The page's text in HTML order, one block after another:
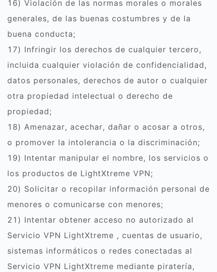
16) Violación de las normas morales o morales
generales, de las buenas costumbres y de la
buena conducta;
17) Infringir los derechos de cualquier tercero,
incluida cualquier violación de confidencialidad,
datos personales, derechos de autor o cualquier
otra propiedad intelectual o derecho de
propiedad;
18) Amenazar, acechar, dañar o acosar a otros,
o promover la intolerancia o la discriminación;
19) Intentar manipular el nombre, los servicios o
los productos de LightXtreme VPN;
20) Solicitar o recopilar información personal de
menores o comunicarse con menores;
21) Intentar obtener acceso no autorizado al
Servicio VPN LightXtreme , cuentas de usuario,
sistemas informáticos o redes conectadas al
Servicio VPN LightXtreme mediante piratería,